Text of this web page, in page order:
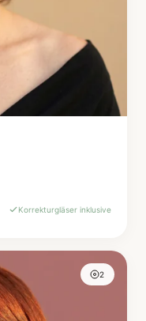
Korrekturgläser inklusive
2